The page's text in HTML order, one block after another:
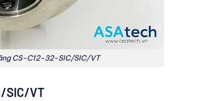
CS-C12-32-SIC/SIC/VT
SIC/VT